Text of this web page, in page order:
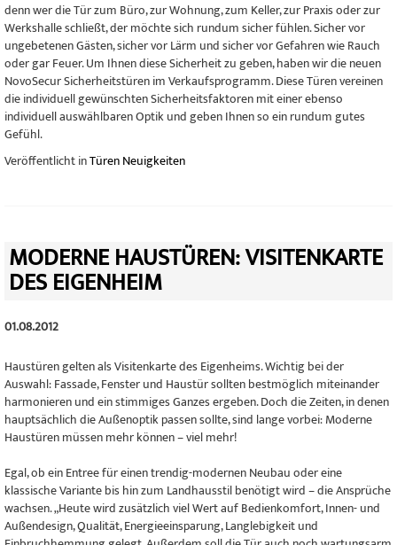
denn wer die Tür zum Büro, zur Wohnung, zum Keller, zur Praxis oder zur
Werkshalle schließt, der möchte sich rundum sicher fühlen. Sicher vor
ungebetenen Gästen, sicher vor Lärm und sicher vor Gefahren wie Rauch
oder gar Feuer. Um Ihnen diese Sicherheit zu geben, haben wir die neuen
NovoSecur Sicherheitstüren im Verkaufsprogramm. Diese Türen vereinen
die individuell gewünschten Sicherheitsfaktoren mit einer ebenso
individuell auswählbaren Optik und geben Ihnen so ein rundum gutes
Gefühl.
Veröffentlicht inTüren Neuigkeiten
MODERNE HAUSTÜREN: VISITENKARTE
DES EIGENHEIM
01.08.2012
Haustüren gelten als Visitenkarte des Eigenheims. Wichtig bei der
Auswahl: Fassade, Fenster und Haustür sollten bestmöglich miteinander
harmonieren und ein stimmiges Ganzes ergeben. Doch die Zeiten, in denen
hauptsächlich die Außenoptik passen sollte, sind lange vorbei: Moderne
Haustüren müssen mehr können – viel mehr!
Egal, ob ein Entree für einen trendig-modernen Neubau oder eine
klassische Variante bis hin zum Landhausstil benötigt wird – die Ansprüche
wachsen. „Heute wird zusätzlich viel Wert auf Bedienkomfort, Innen- und
Außendesign, Qualität, Energieeinsparung, Langlebigkeit und